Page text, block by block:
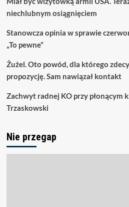
niechlubnym osiągnięciem
Stanowcza opinia w sprawie
„To pewne”
Żużel. Oto powód, dla którego
propozycję. Sam nawiązał kontakt
Zachwyt radnej KO przy płonącym
Trzaskowski
Nie przegap